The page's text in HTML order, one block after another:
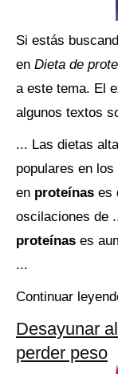
Si estás
en Dieta de
a este tema. El
algunos textos
... Las dietas
populares en
en proteínas es
oscilaciones de
proteínas es
...
Continuar
Desayunar
perder peso